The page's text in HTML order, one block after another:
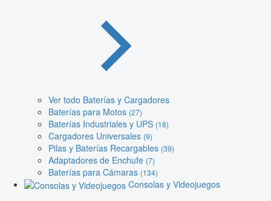
Ver todo Baterías y Cargadores
Baterías para Motos (27)
Baterías Industriales y UPS (18)
Cargadores Universales (9)
Pilas y Baterías Recargables (39)
Adaptadores de Enchufe (7)
Baterías para Cámaras (134)
Consolas y Videojuegos